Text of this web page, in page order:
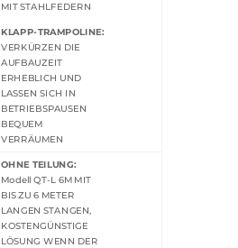
MIT STAHLFEDERN
KLAPP-TRAMPOLINE:
VERKÜRZEN DIE
AUFBAUZEIT
ERHEBLICH UND
LASSEN SICH IN
BETRIEBSPAUSEN
BEQUEM
VERRÄUMEN
OHNE TEILUNG:
Modell QT-L 6M MIT
BIS ZU 6 METER
LANGEN STANGEN,
KOSTENGÜNSTIGE
LÖSUNG WENN DER